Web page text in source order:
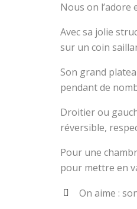
Nous on
Avec sa jolie
sur un coin
Son grand
pendant de
Droitier ou
réversible,
Pour une
pour mettre en
On aime :